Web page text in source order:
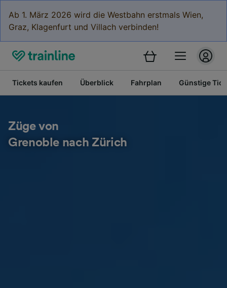
Ab 1. März 2026 wird die Westbahn erstmals Wien,
Graz, Klagenfurt und Villach verbinden!
Tickets kaufen Überblick Fahrplan Günstige
Züge von
Grenoble nach Zürich